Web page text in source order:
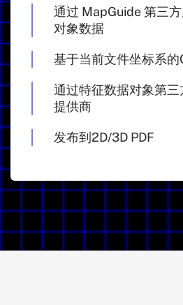
通过 MapGuide 第三
对象数据
基于当前文件坐标系
通过特征数据对象第
提供商
发布到2D/3D PDF